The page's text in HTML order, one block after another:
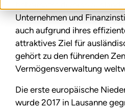
Unternehmen und
auch aufgrund ihres
attraktives Ziel für
gehört zu den führenden
Vermögensverwaltung
Die erste europäische
wurde 2017 in Lausanne